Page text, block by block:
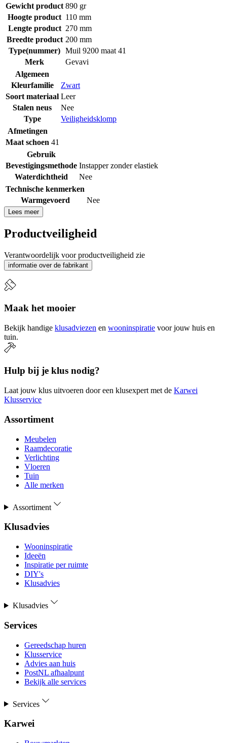
Gewicht product 890 gr
Hoogte product 110 mm
Lengte product 270 mm
Breedte product 200 mm
Type(nummer) Muil 9200 maat 41
Merk
Gevavi
Algemeen
Kleurfamilie
Zwart
Soort materiaal Leer
Stalen neus
Nee
Type
Veiligheidsklomp
Afmetingen
Maat schoen 41
Gebruik
Bevestigingsmethode Instapper zonder elastiek
Waterdichtheid
Nee
Technische kenmerken
Warmgevoerd
Nee
Lees meer
Productveiligheid
Verantwoordelijk voor productveiligheid zie
informatie over de fabrikant
Maak het mooier
Bekijk handige klusadviezen en wooninspiratie voor jouw huis en
tuin.
Hulp bij je klus nodig?
Laat jouw klus uitvoeren door een klusexpert met de Karwei
Klusservice
Assortiment
Meubelen
Raamdecoratie
Verlichting
Vloeren
Tuin
Alle merken
Assortiment
Klusadvies
Wooninspiratie
Ideeën
Inspiratie per ruimte
DIY's
Klusadvies
Klusadvies
Services
Gereedschap huren
Klusservice
Advies aan huis
PostNL afhaalpunt
Bekijk alle services
Services
Karwei